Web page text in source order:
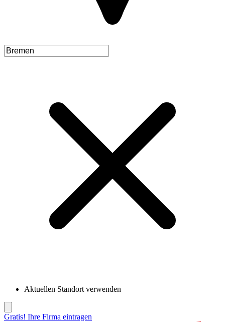
Aktuellen Standort verwenden
Gratis! Ihre Firma eintragen